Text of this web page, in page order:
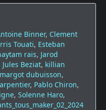
Binner, Clement
Touati, Esteban
rais, Jarod
Jules Beziat, killian
margot dubuisson,
, Pablo Chiron,
, Solenne Haro,